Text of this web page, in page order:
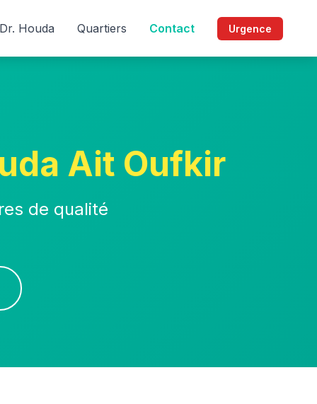
Dr. Houda Quartiers Contact Urgence
Ait Oufkir
de qualité